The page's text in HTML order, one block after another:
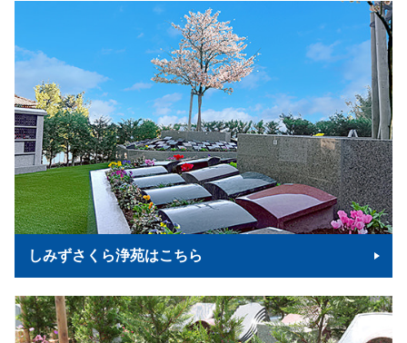
しみずさくら浄苑はこちら